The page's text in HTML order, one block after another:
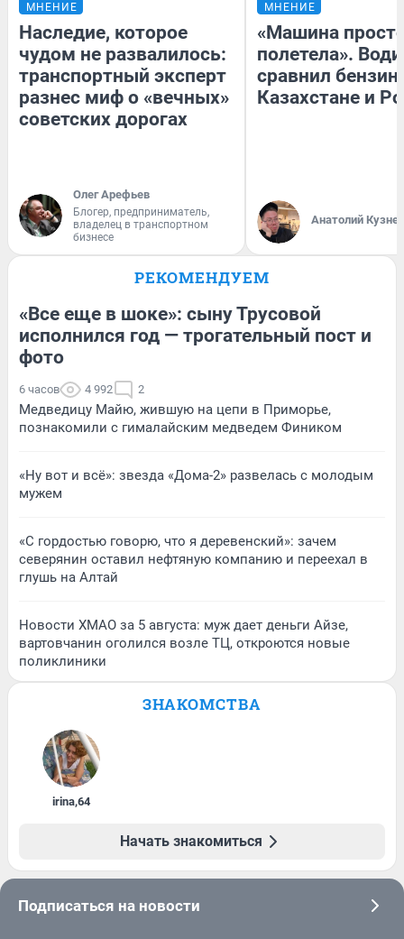
МНЕНИЕ
Наследие, которое
чудом не развалилось:
транспортный эксперт
разнес миф о «вечных»
советских дорогах
Олег Арефьев
Блогер, предприниматель,
владелец в транспортном
бизнесе
МНЕНИЕ
«Машина
полетела».
сравнил бензин
Казахстане и
Анатолий
РЕКОМЕНДУЕМ
«Все еще в шоке»: сыну Трусовой
исполнился год — трогательный пост и
фото
6 часов 4 992 2
Медведицу Майю, жившую на цепи в Приморье,
познакомили с гималайским медведем Фиником
«Ну вот и всё»: звезда «Дома-2» развелась с молодым
мужем
«С гордостью говорю, что я деревенский»: зачем
северянин оставил нефтяную компанию и переехал в
глушь на Алтай
Новости ХМАО за 5 августа: муж дает деньги Айзе,
вартовчанин оголился возле ТЦ, откроются новые
поликлиники
ЗНАКОМСТВА
irina,64
Начать знакомиться
Подписаться на новости